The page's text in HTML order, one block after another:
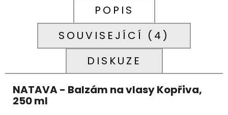
POPIS
SOUVISEJÍCÍ (4)
DISKUZE
NATAVA - Balzám na vlasy Kopřiva,
250 ml